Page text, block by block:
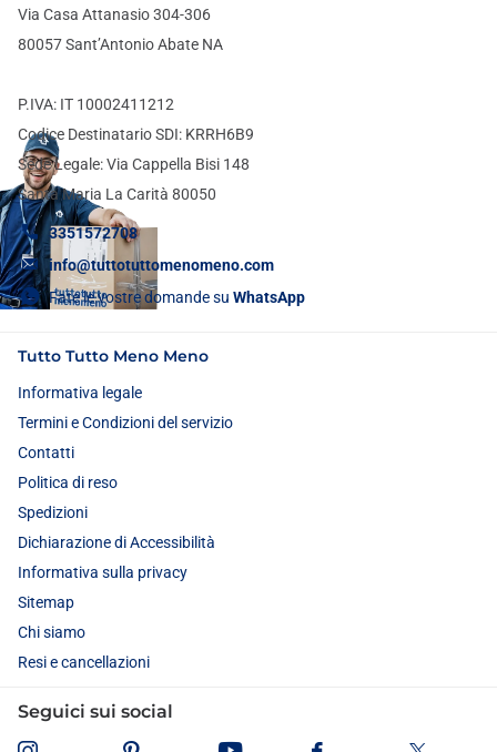
Via Casa Attanasio 304-306
80057 Sant’Antonio Abate NA
P.IVA: IT 10002411212
Codice Destinatario SDI: KRRH6B9
Sede Legale: Via Cappella Bisi 148
Santa Maria La Carità 80050
3351572708
info@tuttotuttomenomeno.com
Fate le vostre domande su WhatsApp
Tutto Tutto Meno Meno
Informativa legale
Termini e Condizioni del servizio
Contatti
Politica di reso
Spedizioni
Dichiarazione di Accessibilità
Informativa sulla privacy
Sitemap
Chi siamo
Resi e cancellazioni
Seguici sui social